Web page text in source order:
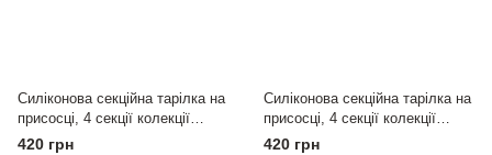
Силіконова секційна тарілка на
присосці, 4 секції колекції
«Малюк», Оливка
420 грн
Силіконова секційна тарілка на
присосці, 4 секції колекції
«Малюк», Пудровий
420 грн